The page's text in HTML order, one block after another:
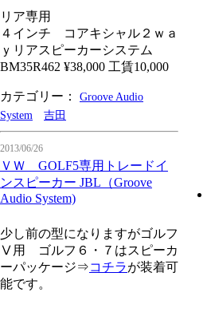
リア専用
４インチ コアキシャル２ｗａ
ｙリアスピーカーシステム
BM35R462 ¥38,000 工賃10,000
カテゴリー：
Groove Audio
System
吉田
2013/06/26
ＶＷ GOLF5専用トレードイ
ンスピーカー JBL（Groove
Audio System)
少し前の型になりますがゴルフ
Ⅴ用 ゴルフ６・７はスピーカ
ーパッケージ⇒コチラが装着可
能です。